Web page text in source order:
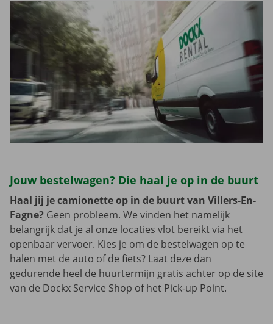
Jouw bestelwagen? Die haal je op in de buurt
Haal jij je camionette op in de buurt van Villers-En-
Fagne? Geen probleem. We vinden het namelijk
belangrijk dat je al onze locaties vlot bereikt via het
openbaar vervoer. Kies je om de bestelwagen op te
halen met de auto of de fiets? Laat deze dan
gedurende heel de huurtermijn gratis achter op de site
van de Dockx Service Shop of het Pick-up Point.